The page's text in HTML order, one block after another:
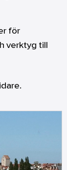
för
verktyg till